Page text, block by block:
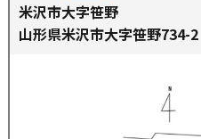
米沢市大字笹野
山形県米沢市大字笹野734-2